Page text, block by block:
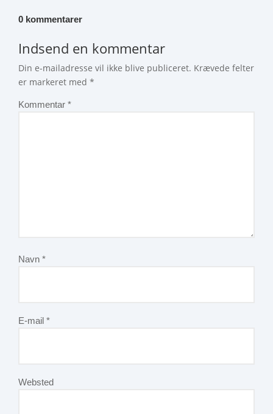
0 kommentarer
Indsend en kommentar
Din e-mailadresse vil ikke blive publiceret. Krævede felter
er markeret med *
Kommentar *
Navn *
E-mail *
Websted